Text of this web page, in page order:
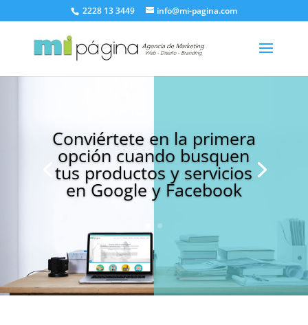
2228 13 3449 info@mi-pagina.com
Conviértete en la primera
opción cuando busquen
tus productos y servicios
en Google y Facebook